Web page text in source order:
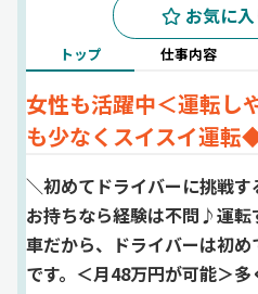
お気に
トップ 仕事内容
女性も活躍中＜運転し
も少なくスイスイ運転
＼初めてドライバーに挑戦
お持ちなら経験は不問♪運
車だから、ドライバーは初
です。＜月48万円が可能＞